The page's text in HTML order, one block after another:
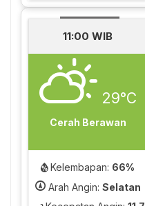
11:00 WIB
29°C
Cerah Berawan
Kelembapan: 66%
Arah Angin: Selatan